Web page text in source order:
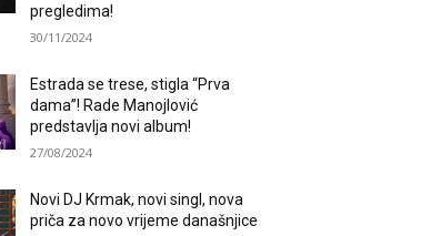
pregledima!
30/11/2024
Estrada se trese, stigla “Prva
dama”! Rade Manojlović
predstavlja novi album!
27/08/2024
Novi DJ Krmak, novi singl, nova
priča za novo vrijeme današnjice